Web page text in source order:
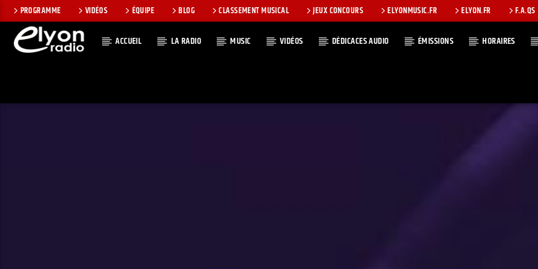
PROGRAMME VIDÉOS ÉQUIPE BLOG CLASSEMENT MUSICAL JEUX CONCOURS ELYONMUSIC.FR ELYON.FR F.A.QS
ACCUEIL LA RADIO MUSIC VIDÉOS DÉDICACES AUDIO ÉMISSIONS HORAIRES